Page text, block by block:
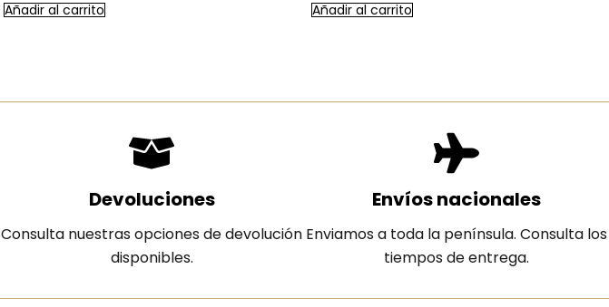
Añadir al carrito Añadir al carrito
Devoluciones
Consulta nuestras opciones de devolución
disponibles.
Envíos nacionales
Enviamos a toda la península. Consulta los
tiempos de entrega.